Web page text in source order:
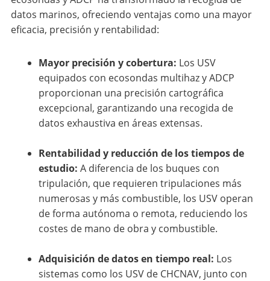
datos marinos, ofreciendo ventajas como una mayor
eficacia, precisión y rentabilidad:
Mayor precisión y cobertura: Los USV
equipados con ecosondas multihaz y ADCP
proporcionan una precisión cartográfica
excepcional, garantizando una recogida de
datos exhaustiva en áreas extensas.
Rentabilidad y reducción de los tiempos de
estudio: A diferencia de los buques con
tripulación, que requieren tripulaciones más
numerosas y más combustible, los USV operan
de forma autónoma o remota, reduciendo los
costes de mano de obra y combustible.
Adquisición de datos en tiempo real: Los
sistemas como los USV de CHCNAV, junto con